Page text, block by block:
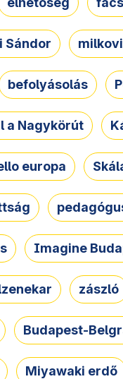
Sándor
befolyásolás
a Nagykörút
europa
Imagine
zászló
Budapest-
Miyawaki erdő